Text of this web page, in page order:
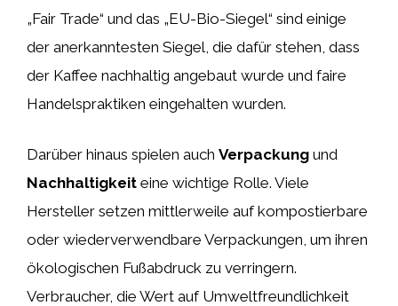
„Fair Trade“ und das „EU-Bio-Siegel“ sind einige
der anerkanntesten Siegel, die dafür stehen, dass
der Kaffee nachhaltig angebaut wurde und faire
Handelspraktiken eingehalten wurden.
Darüber hinaus spielen auch Verpackung und
Nachhaltigkeit eine wichtige Rolle. Viele
Hersteller setzen mittlerweile auf kompostierbare
oder wiederverwendbare Verpackungen, um ihren
ökologischen Fußabdruck zu verringern.
Verbraucher, die Wert auf Umweltfreundlichkeit